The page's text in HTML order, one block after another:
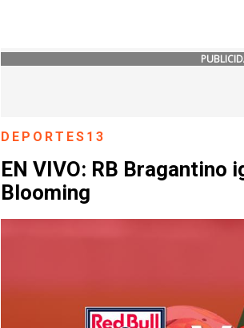
DEPORTES13
EN VIVO: RB Bragantino
Blooming